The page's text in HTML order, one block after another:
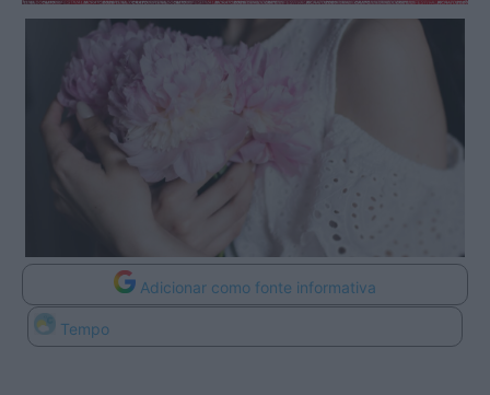
Adicionar como fonte informativa
Tempo